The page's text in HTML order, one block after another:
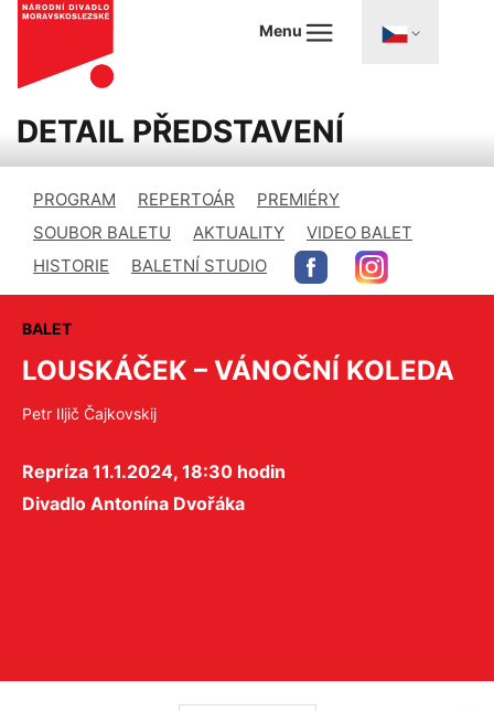
Menu
DETAIL PŘEDSTAVENÍ
PROGRAM REPERTOÁR
PREMIÉRY
SOUBOR BALETU
AKTUALITY
VIDEO BALET
HISTORIE
BALETNÍ STUDIO
BALET
LOUSKÁČEK – VÁNOČNÍ KOLEDA
Petr Iljič Čajkovskij
Repríza 11.1.2024, 18:30 hodin
Divadlo Antonína Dvořáka